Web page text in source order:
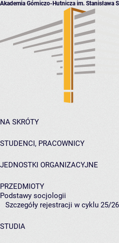
Akademia Górniczo-Hutnicza im. Stanisława
NA SKRÓTY
STUDENCI, PRACOWNICY
JEDNOSTKI ORGANIZACYJNE
PRZEDMIOTY
Podstawy socjologii
Szczegóły rejestracji w cyklu 25/
STUDIA